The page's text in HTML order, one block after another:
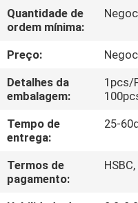
EXCURSÃO
DA
FÁBRICA
CONTROLE
DA
QUALIDADE
Quantidade de
ordem mínima:
Preço:
Detalhes da
embalagem:
1pcs/
Tempo de
entrega:
25-
Termos de
pagamento: